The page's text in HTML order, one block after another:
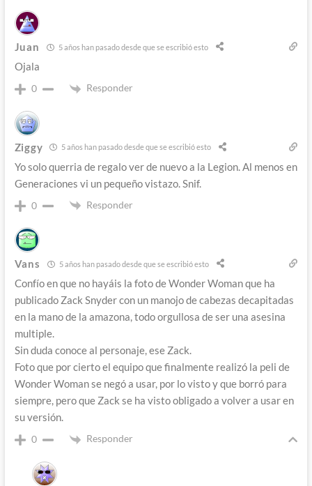
Juan 5 años han pasado desde que se escribió esto
Ojala
0 Responder
Ziggy 5 años han pasado desde que se escribió esto
Yo solo querria de regalo ver de nuevo a la Legion. Al menos en
Generaciones vi un pequeño vistazo. Snif.
0 Responder
Vans 5 años han pasado desde que se escribió esto
Confío en que no hayáis la foto de Wonder Woman que ha
publicado Zack Snyder con un manojo de cabezas decapitadas
en la mano de la amazona, todo orgullosa de ser una asesina
multiple.
Sin duda conoce al personaje, ese Zack.
Foto que por cierto el equipo que finalmente realizó la peli de
Wonder Woman se negó a usar, por lo visto y que borró para
siempre, pero que Zack se ha visto obligado a volver a usar en
su versión.
0 Responder